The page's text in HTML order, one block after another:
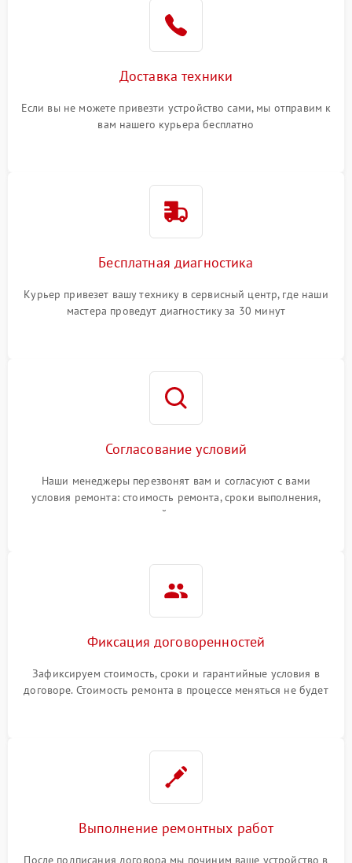
Доставка техники
Если вы не можете привезти устройство сами, мы отправим к
вам нашего курьера бесплатно
Бесплатная диагностика
Курьер привезет вашу технику в сервисный центр, где наши
мастера проведут диагностику за 30 минут
Согласование условий
Наши менеджеры перезвонят вам и согласуют с вами
условия ремонта: стоимость ремонта, сроки выполнения,
гарантийные условия
Фиксация договоренностей
Зафиксируем стоимость, сроки и гарантийные условия в
договоре. Стоимость ремонта в процессе меняться не будет
Выполнение ремонтных работ
После подписания договора мы починим ваше устройство в